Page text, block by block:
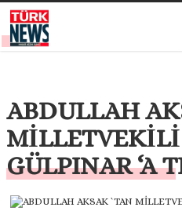
ABDULLAH
GÜLPINAR ‘A